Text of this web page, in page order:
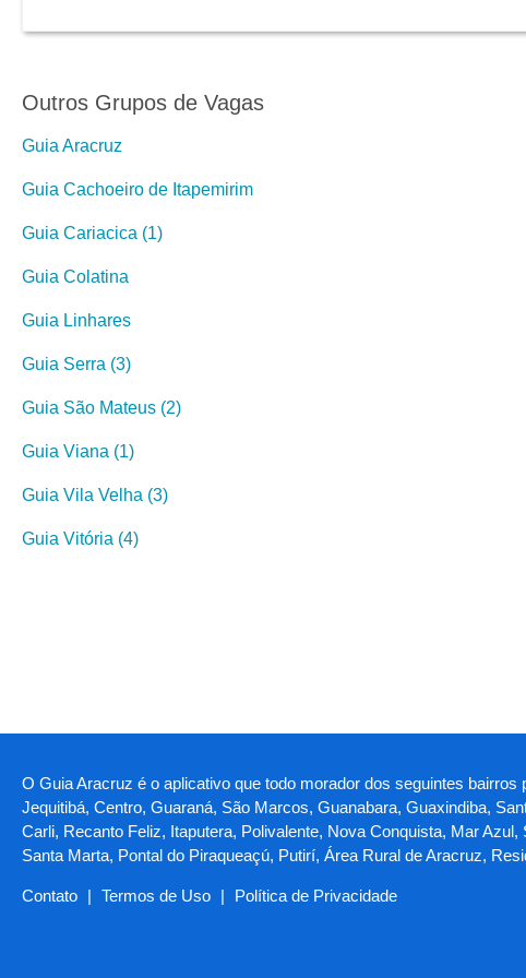
Outros Grupos de Vagas
Guia Aracruz
Guia Cachoeiro de Itapemirim
Guia Cariacica (1)
Guia Colatina
Guia Linhares
Guia Serra (3)
Guia São Mateus (2)
Guia Viana (1)
Guia Vila Velha (3)
Guia Vitória (4)
O Guia Aracruz é o aplicativo que todo morador dos seguintes
Jequitibá, Centro, Guaraná, São Marcos, Guanabara, Guaxindiba,
Carli, Recanto Feliz, Itaputera, Polivalente, Nova Conquista, Mar
Santa Marta, Pontal do Piraqueaçú, Putirí, Área Rural de Aracruz,
Contato | Termos de Uso | Política de Privacidade